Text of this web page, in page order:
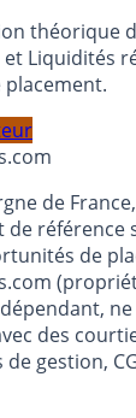
théorique
et Liquidités
de France,
référence
de
ne
des